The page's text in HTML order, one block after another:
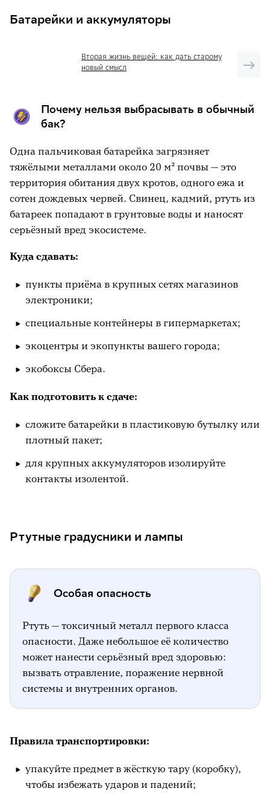
Ртутные градусники и лампы
лекарства
Как организовать дома раздельный сбор
Сроки разложения отходов
Экосистема Сбера: вклад в ESG-
стратегию
Заключение: начинать можно с малого
Батарейки и аккумуляторы
Вторая жизнь вещей: как дать старому
новый смысл
Почему нельзя выбрасывать в обычный
бак?
Одна пальчиковая батарейка загрязняет
тяжёлыми металлами около 20 м² почвы — это
территория обитания двух кротов, одного ежа и
сотен дождевых червей. Свинец, кадмий, ртуть из
батареек попадают в грунтовые воды и наносят
серьёзный вред экосистеме.
Куда сдавать:
пункты приёма в крупных сетях магазинов
электроники;
специальные контейнеры в гипермаркетах;
экоцентры и экопункты вашего города;
экобоксы Сбера.
Как подготовить к сдаче:
сложите батарейки в пластиковую бутылку или
плотный пакет;
для крупных аккумуляторов изолируйте
контакты изолентой.
Ртутные градусники и лампы
Особая опасность
Ртуть — токсичный металл первого класса
опасности. Даже небольшое её количество
может нанести серьёзный вред здоровью:
вызвать отравление, поражение нервной
системы и внутренних органов.
Правила транспортировки:
упакуйте предмет в жёсткую тару (коробку),
чтобы избежать ударов и падений;